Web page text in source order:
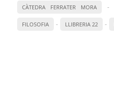
CÀTEDRA FERRATER MORA -
FILOSOFIA - LLIBRERIA 22 -